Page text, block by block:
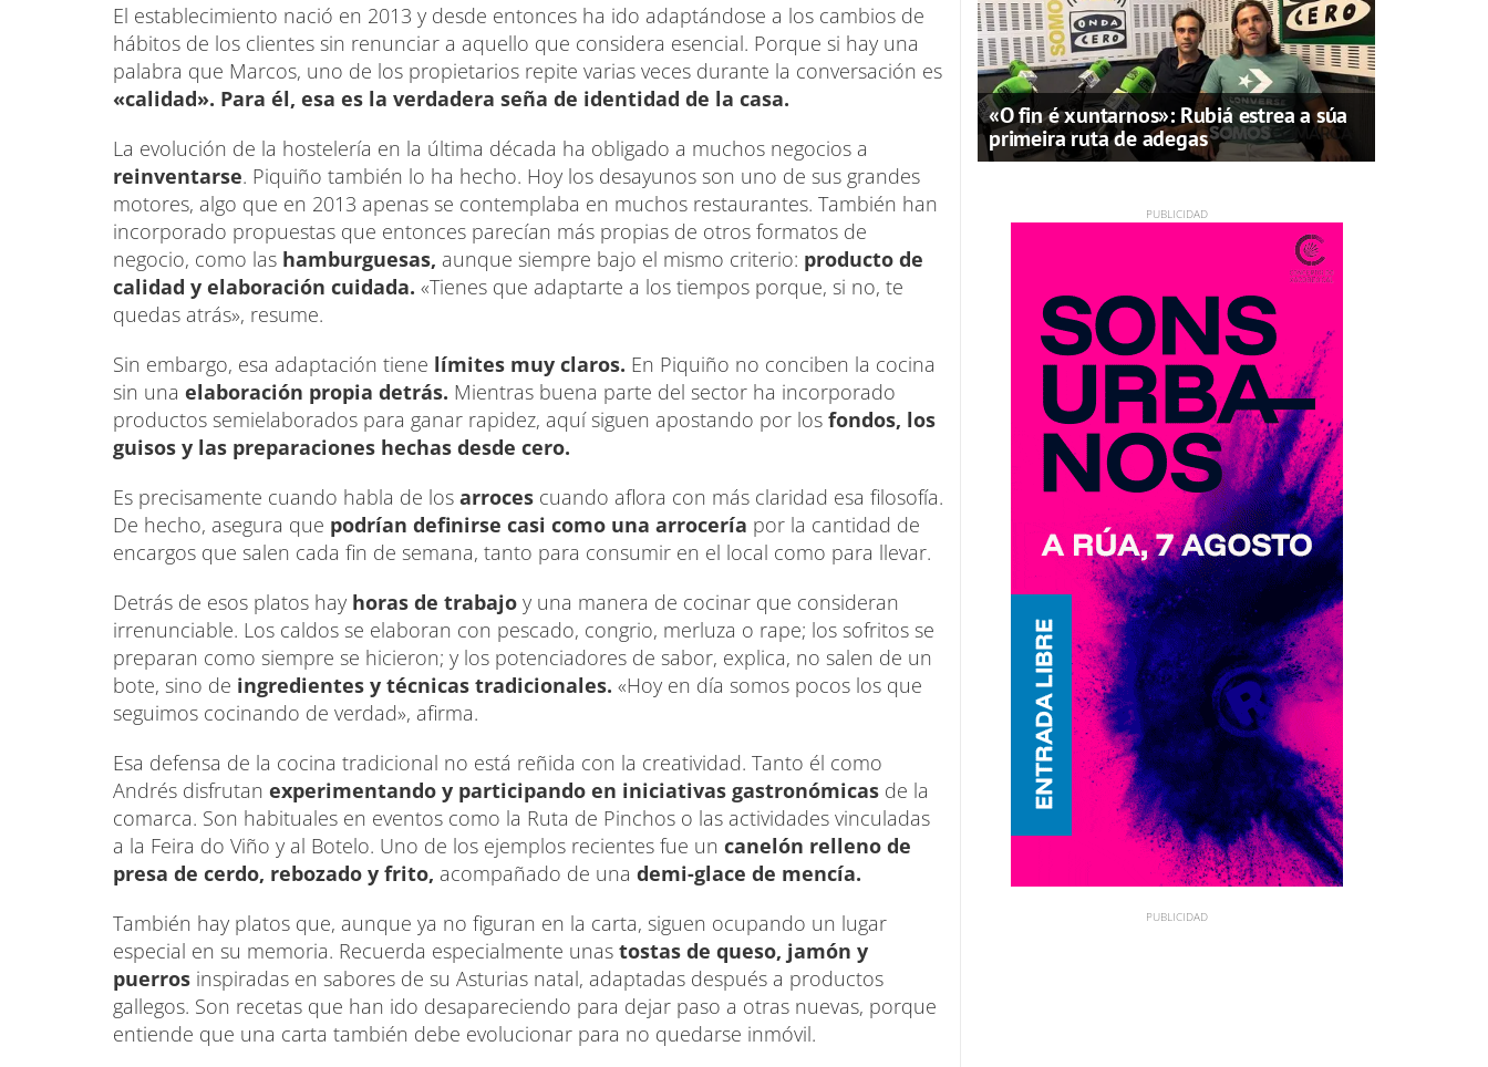
El establecimiento nació en 2013 y desde entonces ha ido adaptándose a los cambios de
hábitos de los clientes sin renunciar a aquello que considera esencial. Porque si hay una
palabra que Marcos, uno de los propietarios repite varias veces durante la conversación es
«calidad». Para él, esa es la verdadera seña de identidad de la casa.
La evolución de la hostelería en la última década ha obligado a muchos negocios a
reinventarse. Piquiño también lo ha hecho. Hoy los desayunos son uno de sus grandes
motores, algo que en 2013 apenas se contemplaba en muchos restaurantes. También han
incorporado propuestas que entonces parecían más propias de otros formatos de
negocio, como las hamburguesas, aunque siempre bajo el mismo criterio: producto de
calidad y elaboración cuidada. «Tienes que adaptarte a los tiempos porque, si no, te
quedas atrás», resume.
Sin embargo, esa adaptación tiene límites muy claros. En Piquiño no conciben la cocina
sin una elaboración propia detrás. Mientras buena parte del sector ha incorporado
productos semielaborados para ganar rapidez, aquí siguen apostando por los fondos, los
guisos y las preparaciones hechas desde cero.
Es precisamente cuando habla de los arroces cuando aflora con más claridad esa filosofía.
De hecho, asegura que podrían definirse casi como una arrocería por la cantidad de
encargos que salen cada fin de semana, tanto para consumir en el local como para llevar.
Detrás de esos platos hay horas de trabajo y una manera de cocinar que consideran
irrenunciable. Los caldos se elaboran con pescado, congrio, merluza o rape; los sofritos se
preparan como siempre se hicieron; y los potenciadores de sabor, explica, no salen de un
bote, sino de ingredientes y técnicas tradicionales. «Hoy en día somos pocos los que
seguimos cocinando de verdad», afirma.
Esa defensa de la cocina tradicional no está reñida con la creatividad. Tanto él como
Andrés disfrutan experimentando y participando en iniciativas gastronómicas de la
comarca. Son habituales en eventos como la Ruta de Pinchos o las actividades vinculadas
a la Feira do Viño y al Botelo. Uno de los ejemplos recientes fue un canelón relleno de
presa de cerdo, rebozado y frito, acompañado de una demi-glace de mencía.
También hay platos que, aunque ya no figuran en la carta, siguen ocupando un lugar
especial en su memoria. Recuerda especialmente unas tostas de queso, jamón y
puerros inspiradas en sabores de su Asturias natal, adaptadas después a productos
gallegos. Son recetas que han ido desapareciendo para dejar paso a otras nuevas, porque
entiende que una carta también debe evolucionar para no quedarse inmóvil.
«O fin é xuntarnos»: Rubiá estrea a súa
primeira ruta de adegas